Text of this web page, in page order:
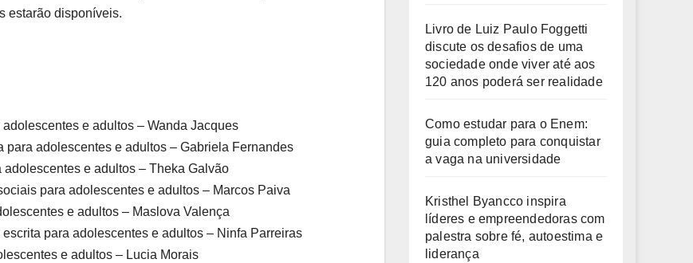
estarão disponíveis.
e adultos – Wanda Jacques
para adolescentes e adultos – Gabriela Fernandes
e adultos – Theka Galvão
para adolescentes e adultos – Marcos Paiva
e adultos – Maslova Valença
para adolescentes e adultos – Ninfa Parreiras
e adultos – Lucia Morais
Livro de Luiz Paulo Foggetti
discute os desafios de uma
sociedade onde viver até aos
120 anos poderá ser realidade
Como estudar para o Enem:
guia completo para conquistar
a vaga na universidade
Kristhel Byancco inspira
líderes e empreendedoras com
palestra sobre fé, autoestima e
liderança